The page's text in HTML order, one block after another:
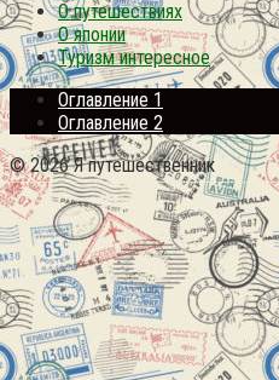
О путешествиях
О японии
Туризм интересное
Оглавление 1
Оглавление 2
© 2026 Я путешественник